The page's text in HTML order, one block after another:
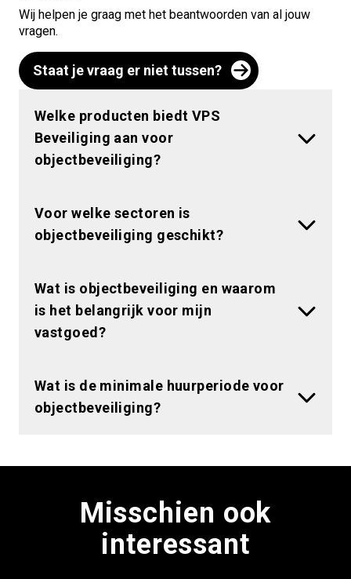
Wij helpen je graag met het beantwoorden van al jouw
vragen.
Staat je vraag er niet tussen?
Welke producten biedt VPS
Beveiliging aan voor
objectbeveiliging?
Voor welke sectoren is
objectbeveiliging geschikt?
Wat is objectbeveiliging en waarom
is het belangrijk voor mijn
vastgoed?
Wat is de minimale huurperiode voor
objectbeveiliging?
Misschien ook
interessant